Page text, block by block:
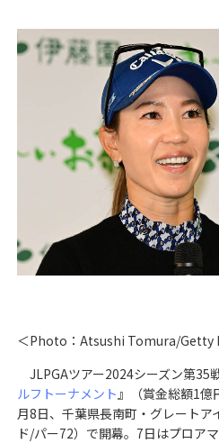
＜Photo：Atsushi Tomura/Getty
JLPGAツアー2024シーズン第35
ルフトーナメント 』（賞金総額1
月8日、千葉県長南町・グレート
ド/パー72）で開幕。7日はプロア